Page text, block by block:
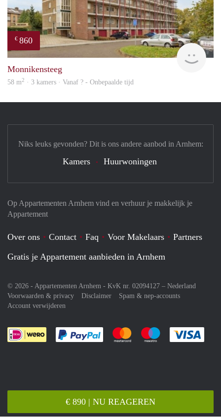
€ 890 | NU REAGEREN
€ 860
Monnikensteeg
58 m2 · 3 kamers · Vanaf ? - Onbepaalde tijd
Op Appartementen Arnhem vind en verhuur je makkelijk je
Appartement
Over ons Contact Faq Voor Makelaars
Partners
Gratis je Appartement aanbieden in Arnhem
© 2026 - Appartementen Arnhem - KvK nr. 02094127 – Nederland
Voorwaarden & privacy
Disclaimer
Spam & nep-accounts
Account verwijderen
Je rekent gemakkelijk af met Paypal
Je rekent gemakkelijk af met
Je rekent
Niks leuks gevonden? Dit is ons andere aanbod in Arnhem:
Kamers Huurwoningen